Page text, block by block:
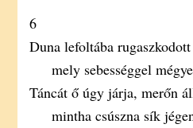
6
Duna lefoltába
mely sebességgel
Táncát ő úgy járja, merőn
mintha csúszna sík